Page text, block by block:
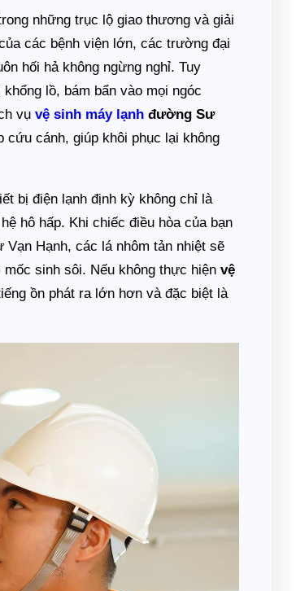
những trục lộ giao thương và giải
các bệnh viện lớn, các trường đại
hối hả không ngừng nghỉ. Tuy
lồ, bám bẩn vào mọi ngóc
vụvệ sinh máy lạnh đường Sư
cứu cánh, giúp khôi phục lại không
bị điện lạnh định kỳ không chỉ là
hô hấp. Khi chiếc điều hòa của bạn
Hạnh, các lá nhôm tản nhiệt sẽ
mốc sinh sôi. Nếu không thực hiệnvệ
ồn phát ra lớn hơn và đặc biệt là